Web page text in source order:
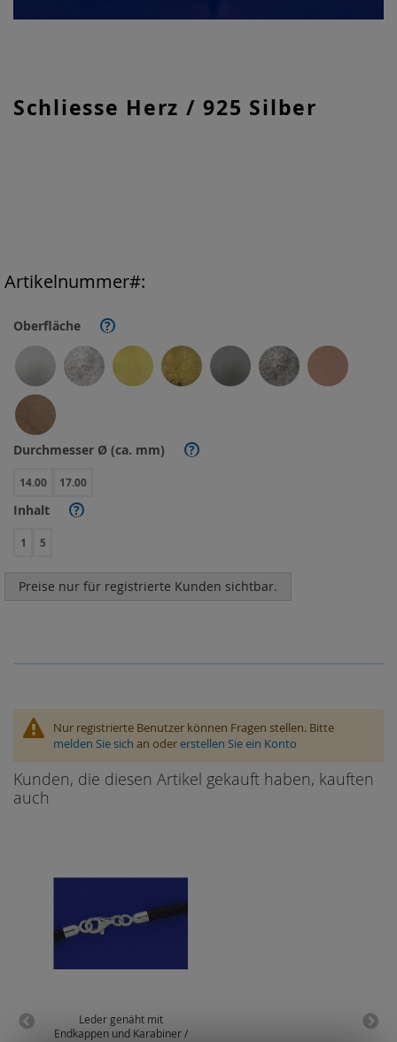
Schliesse Herz / 925 Silber
Oberfläche ?
Durchmesser Ø (ca. mm) ?
14.00 17.00
Inhalt ?
1 5
Preise nur für registrierte Kunden sichtbar.
Artikelnummer
Anfang
Nur registrierte Benutzer können Fragen stellen. Bitte
melden Sie sich an odererstellen Sie ein Konto
Kunden, die diesen Artikel gekauft haben, kauften
auch
Leder genäht mit
Endkappen und Karabiner /